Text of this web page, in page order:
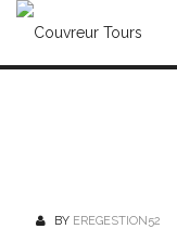
BY EREGESTION52